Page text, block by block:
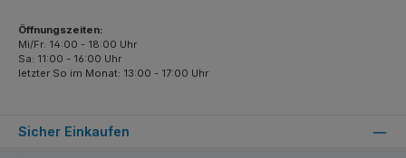
Sicher Einkaufen
Öffnungszeiten:
Mi/Fr: 14:00 - 18:00 Uhr
Sa: 11:00 - 16:00 Uhr
letzter So im Monat: 13:00 - 17:00 Uhr